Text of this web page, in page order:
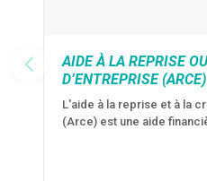
AIDE À LA REPRISE
D’ENTREPRISE (ARCE)
L'aide à la reprise et à la
(Arce) est une aide